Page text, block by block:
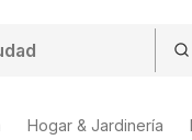
Hogar & Jardinería